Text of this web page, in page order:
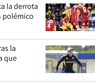
la derrota
polémico
la
que